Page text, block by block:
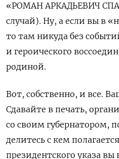
«РОМАН АРКАДЬЕВИЧ
случай). Ну, а если вы в
то там никуда без
и героического
родиной.
Вот, собственно, и все.
Сдавайте в печать,
со своим губернатором,
делитесь с кем
президентского указа